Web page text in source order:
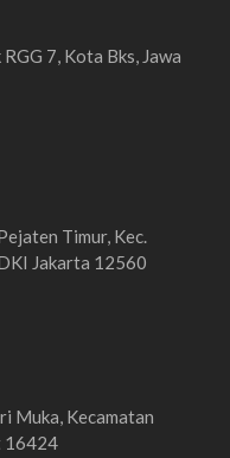
7, Kota Bks, Jawa
Timur, Kec.
Jakarta 12560
Muka, Kecamatan
16424